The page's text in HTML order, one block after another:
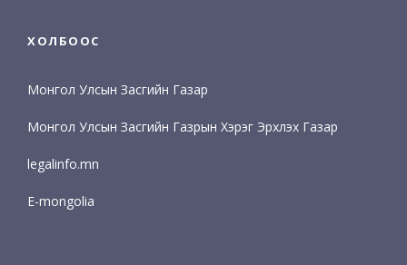
ХОЛБООС
Монгол Улсын Засгийн Газар
Монгол Улсын Засгийн Газрын Хэрэг Эрхлэх Газар
legalinfo.mn
E-mongolia